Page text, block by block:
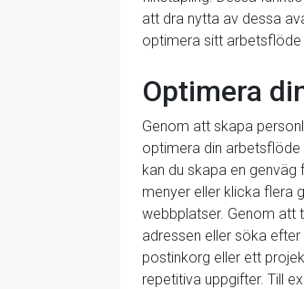
att dra nytta av dessa
optimera sitt
Optimera
Genom att skapa
optimera din
kan du skapa en
menyer eller klicka flera
webbplatser. Genom att
adressen eller söka
postinkorg eller ett
repetitiva uppgifter. Till